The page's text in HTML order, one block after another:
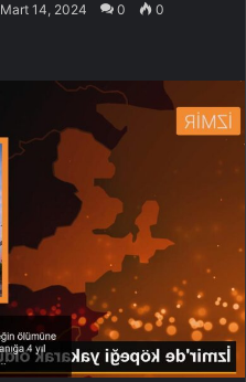
Mart 14, 2024 0 0